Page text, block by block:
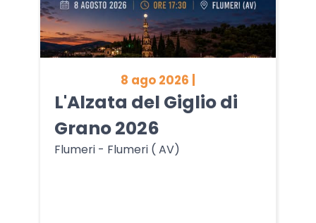
8 ago 2026 |
L'Alzata del Giglio di
Grano 2026
Flumeri - Flumeri ( AV)